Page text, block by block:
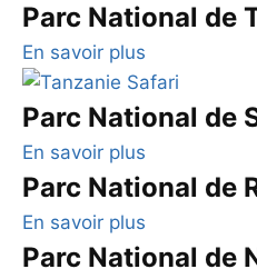
Parc National de
En savoir plus
Parc National de
En savoir plus
Parc National de
En savoir plus
Parc National de